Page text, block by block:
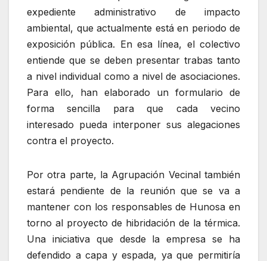
expediente administrativo de impacto
ambiental, que actualmente está en periodo de
exposición pública. En esa línea, el colectivo
entiende que se deben presentar trabas tanto
a nivel individual como a nivel de asociaciones.
Para ello, han elaborado un formulario de
forma sencilla para que cada vecino
interesado pueda interponer sus alegaciones
contra el proyecto.
Por otra parte, la Agrupación Vecinal también
estará pendiente de la reunión que se va a
mantener con los responsables de Hunosa en
torno al proyecto de hibridación de la térmica.
Una iniciativa que desde la empresa se ha
defendido a capa y espada, ya que permitiría